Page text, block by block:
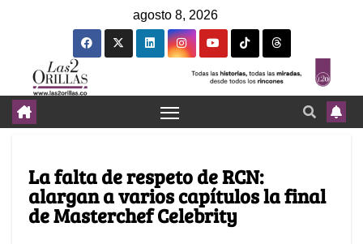
agosto 8, 2026
La falta de respeto de RCN:
alargan a varios capítulos la final
de Masterchef Celebrity